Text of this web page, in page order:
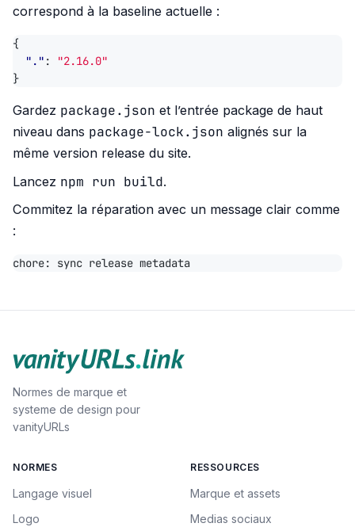
correspond à la baseline actuelle :
{
"." :
"2.16.0"
}
Gardez package.json et l’entrée package de haut
niveau dans package-lock.json alignés sur la
même version release du site.
Lancez npm run build.
Commitez la réparation avec un message clair comme
:
Normes de marque et
systeme de design pour
vanityURLs
NORMES
Langage visuel
Logo
RESSOURCES
Marque et assets
Medias sociaux